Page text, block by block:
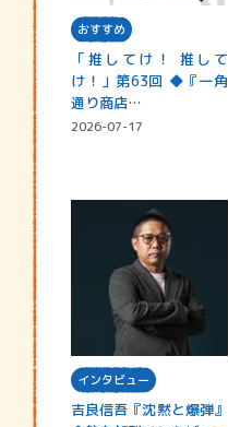
おすすめ
「推してけ！ 推して
け！」第63回 ◆『一角
通り商店…
2026-07-17
インタビュー
吉良信吾『沈黙と爆弾』